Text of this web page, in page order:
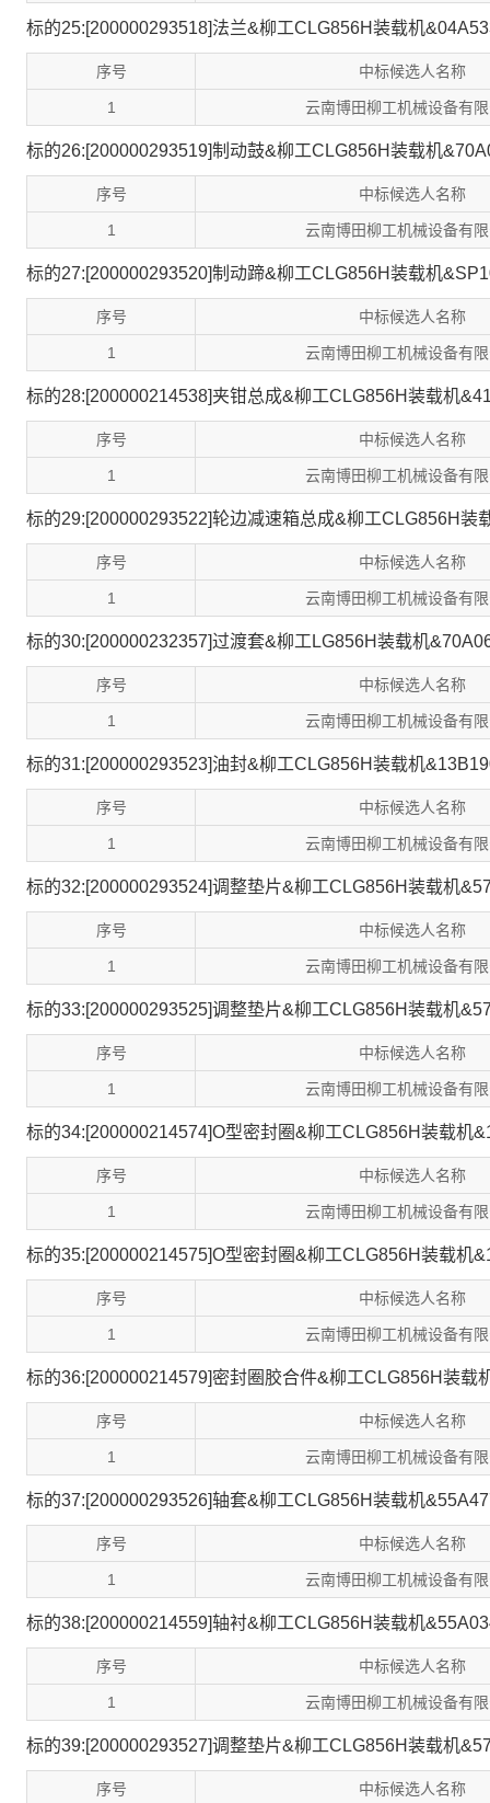
标的25:[200000293518]法兰&柳工CLG856H装载机
序号 中标候选人名称
1 云南博田柳工机械设备有
标的26:[200000293519]制动鼓&柳工CLG856H装载机
序号 中标候选人名称
1 云南博田柳工机械设备有
标的27:[200000293520]制动蹄&柳工CLG856H装载机
序号 中标候选人名称
1 云南博田柳工机械设备有
标的28:[200000214538]夹钳总成&柳工CLG856H装载机
序号 中标候选人名称
1 云南博田柳工机械设备有
标的29:[200000293522]轮边减速箱总成&柳工CLG856H装
序号 中标候选人名称
1 云南博田柳工机械设备有
标的30:[200000232357]过渡套&柳工LG856H装载机
序号 中标候选人名称
1 云南博田柳工机械设备有
标的31:[200000293523]油封&柳工CLG856H装载机
序号 中标候选人名称
1 云南博田柳工机械设备有
标的32:[200000293524]调整垫片&柳工CLG856H装载机
序号 中标候选人名称
1 云南博田柳工机械设备有
标的33:[200000293525]调整垫片&柳工CLG856H装载机
序号 中标候选人名称
1 云南博田柳工机械设备有
标的34:[200000214574]O型密封圈&柳工CLG856H装载机
序号 中标候选人名称
1 云南博田柳工机械设备有
标的35:[200000214575]O型密封圈&柳工CLG856H装载机
序号 中标候选人名称
1 云南博田柳工机械设备有
标的36:[200000214579]密封圈胶合件&柳工CLG856H装载
序号 中标候选人名称
1 云南博田柳工机械设备有
标的37:[200000293526]轴套&柳工CLG856H装载机
序号 中标候选人名称
1 云南博田柳工机械设备有
标的38:[200000214559]轴衬&柳工CLG856H装载机
序号 中标候选人名称
1 云南博田柳工机械设备有
标的39:[200000293527]调整垫片&柳工CLG856H装载机
序号 中标候选人名称